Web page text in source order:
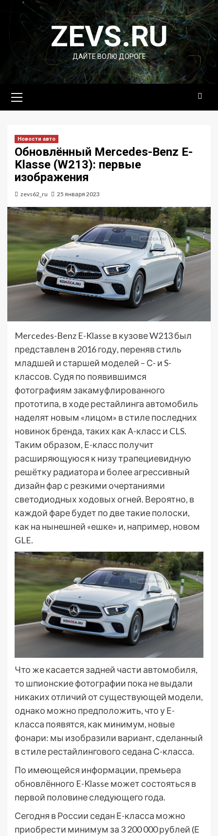
Перейти
содержимомуZEVS.RU
ДАЙТЕ ВОЛЮ ДОРОГЕ
меню
Новости авто
Обновлённый Mercedes-Benz E-
Klasse (W213): первые
изображения
zevs62_ru 25 января 2023
Mercedes-Benz E-Klasse в кузове W213 был
представлен в 2016 году, переняв стиль
младшей и старшей моделей – С- и S-
классов. Судя по появившимся
фотографиям закамуфлированного
прототипа, в ходе рестайлинга автомобиль
наделят новым «лицом» в стиле последних
новинок бренда, таких как А-класс и CLS.
Таким образом, Е-класс получит
расширяющуюся к низу трапециевидную
решётку радиатора и более агрессивный
дизайн фар с резкими очертаниями
светодиодных ходовых огней. Вероятно, в
каждой фаре будет по две такие полоски,
как на нынешней «ешке» и, например, новом
GLE.
Что же касается задней части автомобиля,
то шпионские фотографии пока не выдали
никаких отличий от существующей модели,
однако можно предположить, что у Е-
класса появятся, как минимум, новые
фонари: мы изобразили вариант, сделанный
в стиле рестайлингового седана С-класса.
По имеющейся информации, премьера
обновлённого E-Klasse может состояться в
первой половине следующего года.
Сегодня в России седан Е-класса можно
приобрести минимум за 3 200 000 рублей (Е